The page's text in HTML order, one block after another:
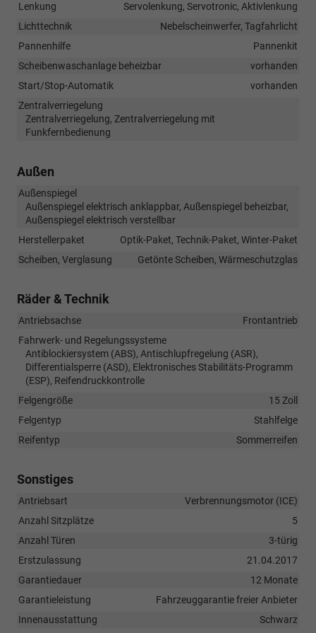
Lenkung
Servolenkung, Servotronic, Aktivlenkung
Lichttechnik
Nebelscheinwerfer, Tagfahrlicht
Pannenhilfe
Pannenkit
Scheibenwaschanlage beheizbar
vorhanden
Start/Stop-Automatik
vorhanden
Zentralverriegelung
Zentralverriegelung, Zentralverriegelung mit
Funkfernbedienung
Außen
Außenspiegel
Außenspiegel elektrisch anklappbar, Außenspiegel beheizbar,
Außenspiegel elektrisch verstellbar
Herstellerpaket
Optik-Paket, Technik-Paket, Winter-Paket
Scheiben, Verglasung
Getönte Scheiben, Wärmeschutzglas
Räder & Technik
Antriebsachse
Frontantrieb
Fahrwerk- und Regelungssysteme
Antiblockiersystem (ABS), Antischlupfregelung (ASR),
Differentialsperre (ASD), Elektronisches Stabilitäts-Programm
(ESP), Reifendruckkontrolle
Felgengröße
15 Zoll
Felgentyp
Stahlfelge
Reifentyp
Sommerreifen
Sonstiges
Antriebsart
Verbrennungsmotor (ICE)
Anzahl Sitzplätze
5
Anzahl Türen
3-türig
Erstzulassung
21.04.2017
Garantiedauer
12 Monate
Garantieleistung
Fahrzeuggarantie freier Anbieter
Innenausstattung
Schwarz